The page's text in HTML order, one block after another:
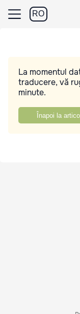
RO
La momentul
traducere, vă
minute.
Înapoi la